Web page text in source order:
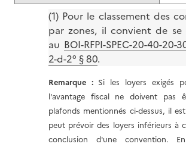
(1) Pour le classement des
par zones, il convient de se
au BOI-RFPI-SPEC-20-40-20-
2-d-2° § 80.
Remarque :Si les loyers exigés
l'avantage fiscal ne doivent pas
plafonds mentionnés ci-dessus, il
peut prévoir des loyers inférieurs à
conclusion d'une convention.